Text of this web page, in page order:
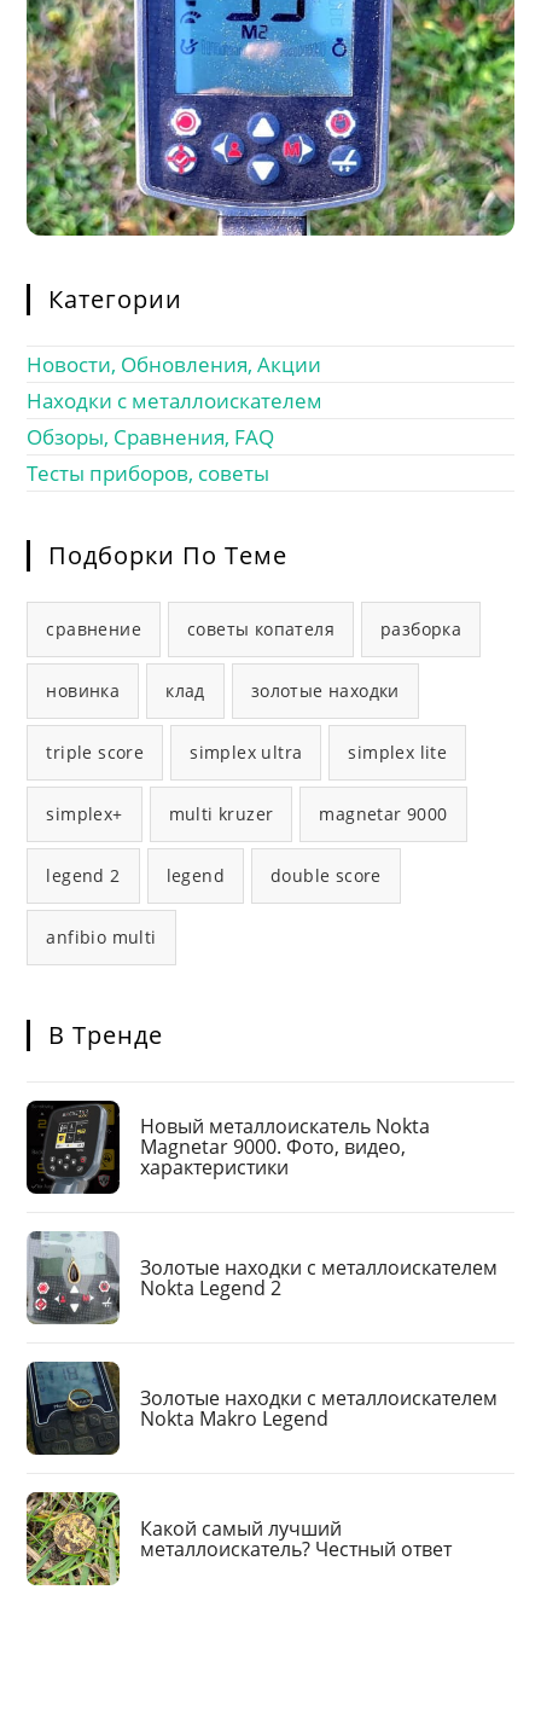
Категории
Новости, Обновления, Акции
Находки с металлоискателем
Обзоры, Сравнения, FAQ
Тесты приборов, советы
Подборки По Теме
сравнение советы копателя разборка
новинка клад золотые находки
triple score simplex ultra simplex lite
simplex+ multi kruzer magnetar 9000
legend 2 legend double score
anfibio multi
В Тренде
Новый металлоискатель Nokta
Magnetar 9000. Фото, видео,
характеристики
Золотые находки с металлоискателем
Nokta Legend 2
Золотые находки с металлоискателем
Nokta Makro Legend
Какой самый лучший
металлоискатель? Честный ответ